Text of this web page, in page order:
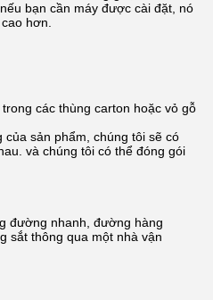
bạn cần máy được cài đặt, nó
hơn.
các thùng carton hoặc vỏ gỗ
sản phẩm, chúng tôi sẽ có
và chúng tôi có thể đóng gói
đường nhanh, đường hàng
sắt thông qua một nhà vận